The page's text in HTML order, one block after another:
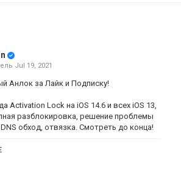
Jul 19, 2021
Анлок за Лайк и Подписку!
Activation Lock на iOS 14.6 и всех iOS 13,
разблокировка, решение проблемы
обход, отвязка. Смотреть до конца!
iPad, iPod